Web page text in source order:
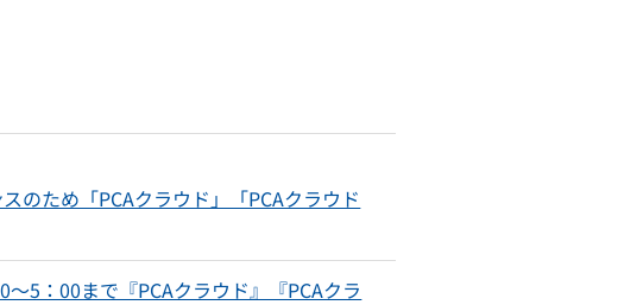
経費精算」
給与明細」
労務管理」
オンラインで手軽に導入。
のため「PCAクラウド」「PCAクラウド
5：00まで『PCAクラウド』『PCAクラ